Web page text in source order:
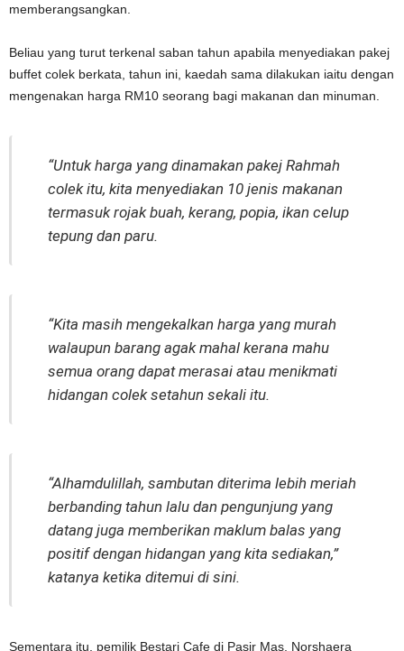
memberangsangkan.
Beliau yang turut terkenal saban tahun apabila menyediakan pakej
buffet colek berkata, tahun ini, kaedah sama dilakukan iaitu dengan
mengenakan harga RM10 seorang bagi makanan dan minuman.
“Untuk harga yang dinamakan pakej Rahmah
colek itu, kita menyediakan 10 jenis makanan
termasuk rojak buah, kerang, popia, ikan celup
tepung dan paru.
“Kita masih mengekalkan harga yang murah
walaupun barang agak mahal kerana mahu
semua orang dapat merasai atau menikmati
hidangan colek setahun sekali itu.
“Alhamdulillah, sambutan diterima lebih meriah
berbanding tahun lalu dan pengunjung yang
datang juga memberikan maklum balas yang
positif dengan hidangan yang kita sediakan,”
katanya ketika ditemui di sini.
Sementara itu, pemilik Bestari Cafe di Pasir Mas, Norshaera